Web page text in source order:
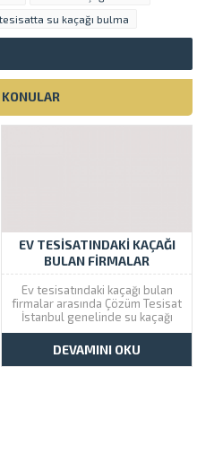
tesisatta su kaçağı bulma
EV TESISATINDAKI KAÇAĞI
BULAN FIRMALAR
Ev tesisatındaki kaçağı bulan
firmalar arasında Çözüm Tesisat
İstanbul genelinde su kaçağı
bulma ve onarım servisi
vermektedir. Kırmadan robot
makineli cihazlarla tesisat
içinde sızdıran yeri noktasal
DEVAMINI OKU